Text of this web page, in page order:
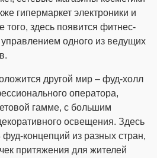
гипермаркет электроники и
того, здесь появится фитнес-
одного из ведущих
другой мир – фуд-холл
оператора,
гамме, с большим
освещения. Здесь
концепций из разных стран,
притяжения для жителей